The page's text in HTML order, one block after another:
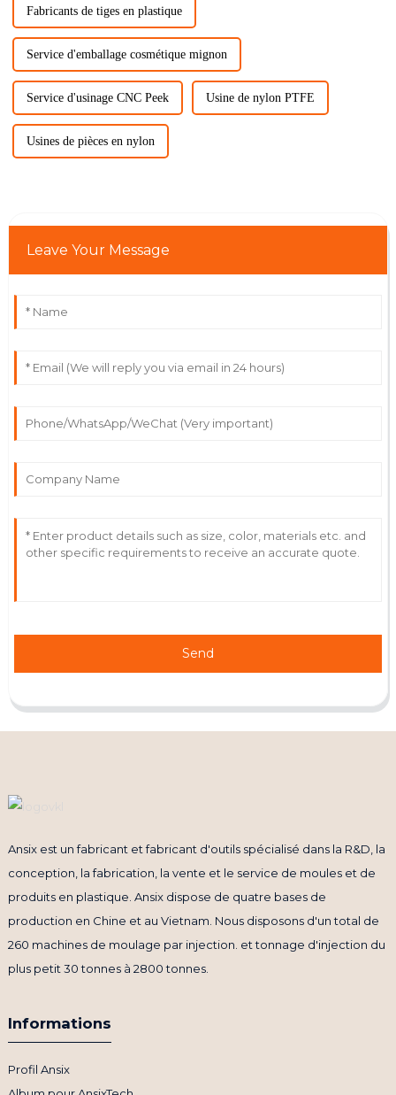
Fabricants de tiges en plastique
Service d'emballage cosmétique mignon
Service d'usinage CNC Peek Usine de nylon PTFE
Usines de pièces en nylon
Leave Your Message
Send
Ansix est un fabricant et fabricant d'outils spécialisé dans la R&D, la
conception, la fabrication, la vente et le service de moules et de
produits en plastique. Ansix dispose de quatre bases de
production en Chine et au Vietnam. Nous disposons d'un total de
260 machines de moulage par injection. et tonnage d'injection du
plus petit 30 tonnes à 2800 tonnes.
Informations
Profil Ansix